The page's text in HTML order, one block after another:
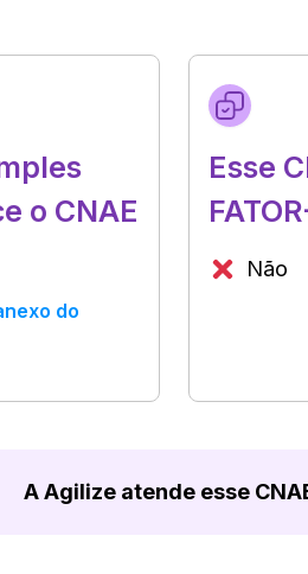
o CNAE
do
Esse
Não
A Agilize atende esse